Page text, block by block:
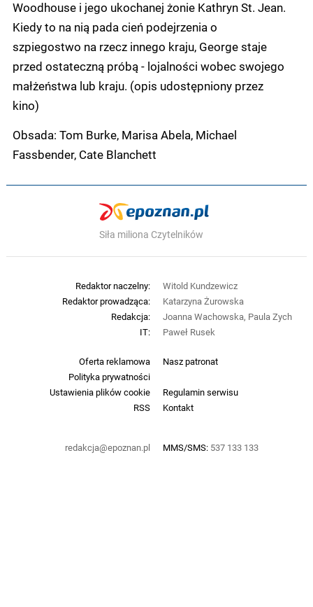
Woodhouse i jego ukochanej żonie Kathryn St. Jean.
Kiedy to na nią pada cień podejrzenia o
szpiegostwo na rzecz innego kraju, George staje
przed ostateczną próbą - lojalności wobec swojego
małżeństwa lub kraju. (opis udostępniony przez
kino)
Obsada: Tom Burke, Marisa Abela, Michael
Fassbender, Cate Blanchett
Siła miliona Czytelników
Oferta reklamowa
Nasz patronat
Polityka prywatności
Ustawienia plików cookie
Regulamin serwisu
RSS
Kontakt
redakcja@epoznan.pl MMS/SMS: 537 133 133
Redaktor naczelny:
Witold Kundzewicz
Redaktor prowadząca:
Katarzyna Żurowska
Redakcja:
Joanna Wachowska, Paula Zych
IT:
Paweł Rusek